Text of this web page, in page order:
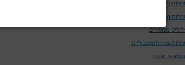
מערכת העיכול
המאטולוגיות
ממאירים
גנטיות/מטבוליות
שונות